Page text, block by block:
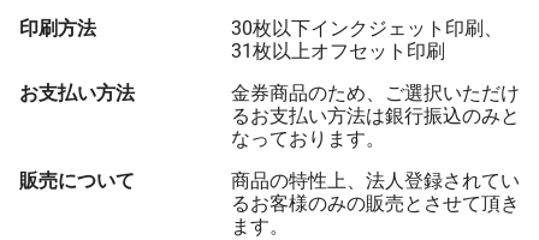
印刷方法
30枚以下インクジェット印刷、
31枚以上オフセット印刷
お支払い方法
金券商品のため、ご選択いただけ
るお支払い方法は銀行振込のみと
なっております。
販売について
商品の特性上、法人登録されてい
るお客様のみの販売とさせて頂き
ます。